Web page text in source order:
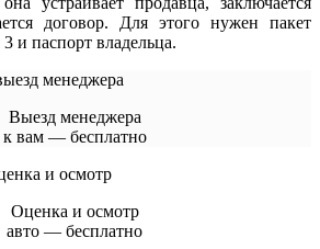
договор. Для этого нужен пакет
и паспорт владельца.
Выезд менеджера
к вам — бесплатно
Оценка и осмотр
авто — бесплатно